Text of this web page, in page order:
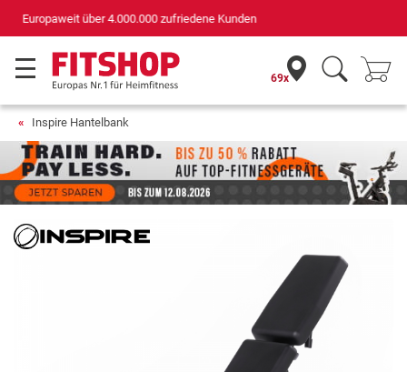
für Sportgeräte (n-tv+DISQ 2016-2024)
69x
Inspire Hantelbank